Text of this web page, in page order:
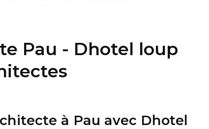
Pau - Dhotel loup
à Pau avec Dhotel